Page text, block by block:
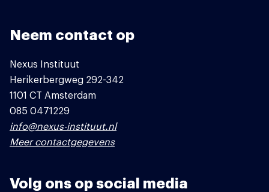
Neem contact op
Nexus Instituut
Herikerbergweg 292-342
1101 CT Amsterdam
085 0471229
info@nexus-instituut.nl
Meer contactgegevens
Volg ons op social media